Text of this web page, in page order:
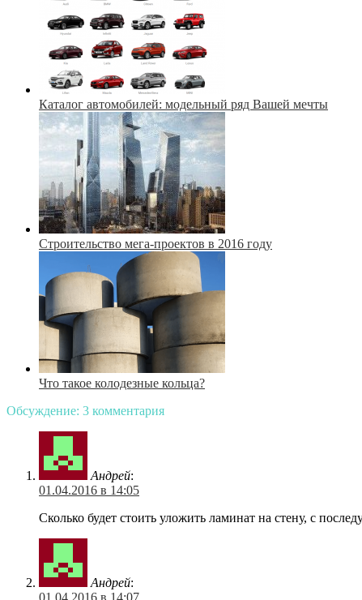
Каталог автомобилей: модельный ряд Вашей мечты
Строительство мега-проектов в 2016 году
Что такое колодезные кольца?
Обсуждение: 3 комментария
Андрей:
01.04.2016 в 14:05
Сколько будет стоить уложить ламинат на стену, с
Андрей:
01.04.2016 в 14:07